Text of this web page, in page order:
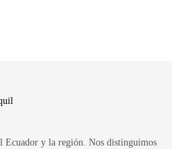
Ecuador y la región. Nos distinguimos